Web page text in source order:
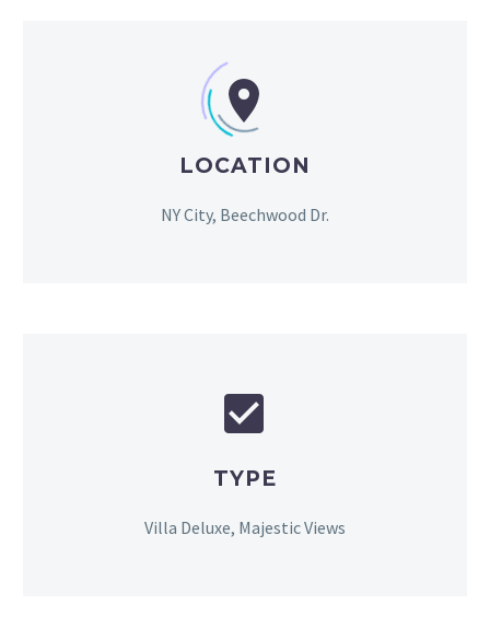


LOCATION
NY City, Beechwood Dr.


TYPE
Villa Deluxe, Majestic Views